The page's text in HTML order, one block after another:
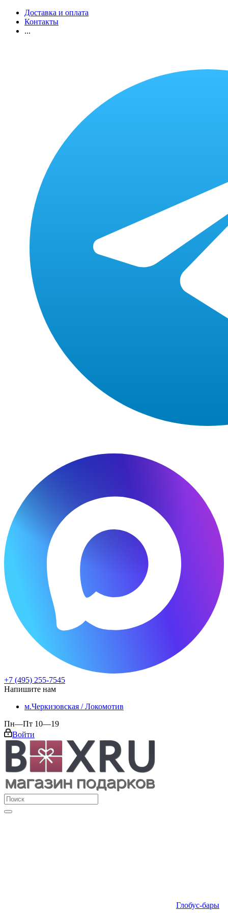
Доставка и оплата
Контакты
...
+7 (495) 255-7545
Напишите нам
м.Черкизовская / Локомотив
Пн—Пт 10—19
Войти
Глобус-бары